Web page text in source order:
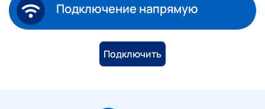
Подключение напрямую
Подключить